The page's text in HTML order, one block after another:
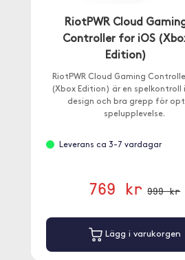
RiotPWR Cloud
Controller for iOS
Edition)
RiotPWR Cloud Gaming
(Xbox Edition) är en spelkontroll
design och bra grepp för
spelupplevelse.
Leverans ca 3-7 vardagar
769 kr 999 kr
Lägg i varukorgen